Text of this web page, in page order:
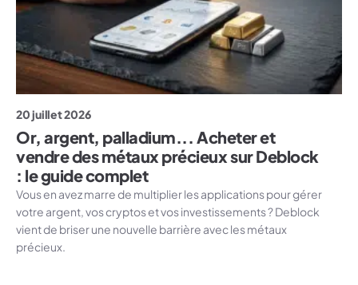
20 juillet 2026
Or, argent, palladium... Acheter et
vendre des métaux précieux sur Deblock
: le guide complet
Vous en avez marre de multiplier les applications pour gérer
votre argent, vos cryptos et vos investissements ? Deblock
vient de briser une nouvelle barrière avec les métaux
précieux.